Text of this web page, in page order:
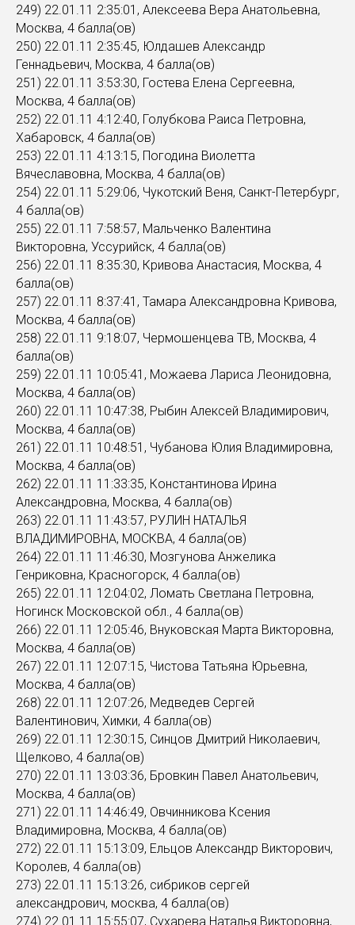
249) 22.01.11 2:35:01, Алексеева Вера Анатольевна,
Москва, 4 балла(ов)
250) 22.01.11 2:35:45, Юлдашев Александр
Геннадьевич, Москва, 4 балла(ов)
251) 22.01.11 3:53:30, Гостева Елена Сергеевна,
Москва, 4 балла(ов)
252) 22.01.11 4:12:40, Голубкова Раиса Петровна,
Хабаровск, 4 балла(ов)
253) 22.01.11 4:13:15, Погодина Виолетта
Вячеславовна, Москва, 4 балла(ов)
254) 22.01.11 5:29:06, Чукотский Веня, Санкт-Петербург,
4 балла(ов)
255) 22.01.11 7:58:57, Мальченко Валентина
Викторовна, Уссурийск, 4 балла(ов)
256) 22.01.11 8:35:30, Кривова Анастасия, Москва, 4
балла(ов)
257) 22.01.11 8:37:41, Тамара Александровна Кривова,
Москва, 4 балла(ов)
258) 22.01.11 9:18:07, Чермошенцева ТВ, Москва, 4
балла(ов)
259) 22.01.11 10:05:41, Можаева Лариса Леонидовна,
Москва, 4 балла(ов)
260) 22.01.11 10:47:38, Рыбин Алексей Владимирович,
Москва, 4 балла(ов)
261) 22.01.11 10:48:51, Чубанова Юлия Владимировна,
Москва, 4 балла(ов)
262) 22.01.11 11:33:35, Константинова Ирина
Александровна, Москва, 4 балла(ов)
263) 22.01.11 11:43:57, РУЛИН НАТАЛЬЯ
ВЛАДИМИРОВНА, МОСКВА, 4 балла(ов)
264) 22.01.11 11:46:30, Мозгунова Анжелика
Генриковна, Красногорск, 4 балла(ов)
265) 22.01.11 12:04:02, Ломать Светлана Петровна,
Ногинск Московской обл., 4 балла(ов)
266) 22.01.11 12:05:46, Внуковская Марта Викторовна,
Москва, 4 балла(ов)
267) 22.01.11 12:07:15, Чистова Татьяна Юрьевна,
Москва, 4 балла(ов)
268) 22.01.11 12:07:26, Медведев Сергей
Валентинович, Химки, 4 балла(ов)
269) 22.01.11 12:30:15, Синцов Дмитрий Николаевич,
Щелково, 4 балла(ов)
270) 22.01.11 13:03:36, Бровкин Павел Анатольевич,
Москва, 4 балла(ов)
271) 22.01.11 14:46:49, Овчинникова Ксения
Владимировна, Москва, 4 балла(ов)
272) 22.01.11 15:13:09, Ельцов Александр Викторович,
Королев, 4 балла(ов)
273) 22.01.11 15:13:26, сибриков сергей
александрович, москва, 4 балла(ов)
274) 22.01.11 15:55:07, Сухарева Наталья Викторовна,